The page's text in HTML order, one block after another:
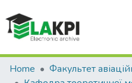
Communities & Collections
Home